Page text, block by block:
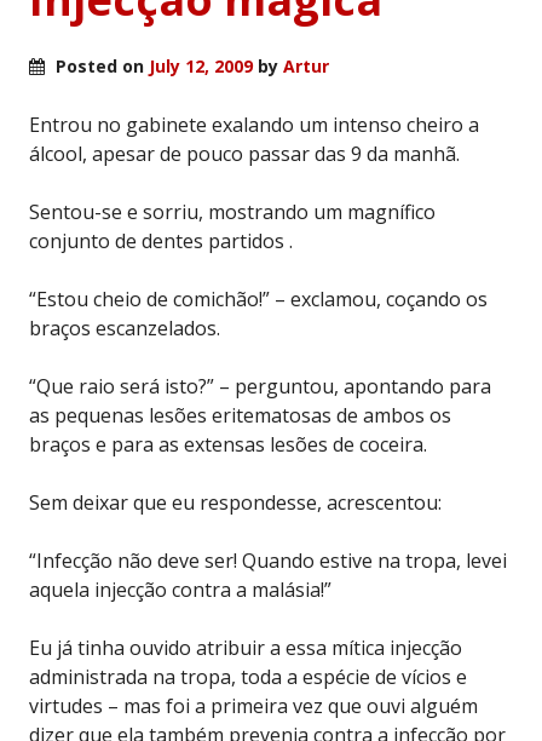
Posted on July 12, 2009by Artur
Entrou no gabinete exalando um intenso cheiro a
álcool, apesar de pouco passar das 9 da manhã.
Sentou-se e sorriu, mostrando um magnífico
conjunto de dentes partidos .
“Estou cheio de comichão!” – exclamou, coçando os
braços escanzelados.
“Que raio será isto?” – perguntou, apontando para
as pequenas lesões eritematosas de ambos os
braços e para as extensas lesões de coceira.
Sem deixar que eu respondesse, acrescentou:
“Infecção não deve ser! Quando estive na tropa, levei
aquela injecção contra a malásia!”
Eu já tinha ouvido atribuir a essa mítica injecção
administrada na tropa, toda a espécie de vícios e
virtudes – mas foi a primeira vez que ouvi alguém
dizer que ela também prevenia contra a infecção por